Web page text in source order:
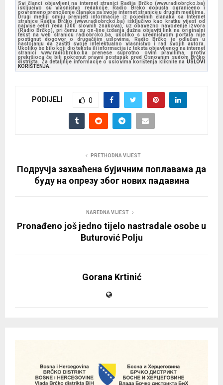
Svi članci objavljeni na internet stranici Radija Brčko (www.radiobrcko.ba)
isključivo su vlasništvo redakcije. Radio Brčko dopušta ograničeno i
povremeno prenošenje članaka sa svoje internet stranice u drugim medijima.
Drugi mediji smiju prenijeti informacije iz pojedinih članaka sa Internet
stranice Radija Brčko (www.radiobrcko.ba) isključivo kao kratku vijest od
najviše četiri reda (300 slovnih znakova), uz obavezno navođenje izvora
(Radio Brčko), pri čemu su on-line izdanja dužna objaviti link na originalni
tekst na web stranicu radiobrcko.ba, ukoliko s uredništvom portala nije
postignut dogovor o drugačijim uslovima. Radio Brčko je odlučan u
nastojanju da zaštiti svoje intelektualno vlasništvo i rad svojih autora.
Ukoliko se bilo koji dio teksta ili informacija iz teksta objavljenog na internet
stranici www.radiobrcko.ba prenese suprotno ovim pravilima, protiv
prekršioca će biti pokrenut pravni postupak pred Osnovnim sudom Brčko
distrikta. Za detaljnije informacije o uslovima korištenja kliknite na USLOVI
KORIŠTENJA.
PODIJELI 0
PRETHODNA VIJEST
Подручја захваћена бујичним поплавама да
буду на опрезу због нових падавина
NAREDNA VIJEST
Pronađeno još jedno tijelo nastradale osobe u
Buturović Polju
Gorana Krtinić